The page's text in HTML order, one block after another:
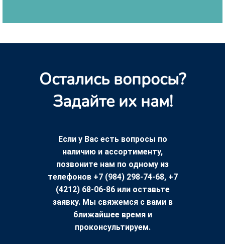
Остались вопросы?
Задайте их нам!
Если у Вас есть вопросы по
наличию и ассортименту,
позвоните нам по одному из
телефонов +7 (984) 298-74-68, +7
(4212) 68-06-86 или оставьте
заявку. Мы свяжемся с вами в
ближайшее время и
проконсультируем.